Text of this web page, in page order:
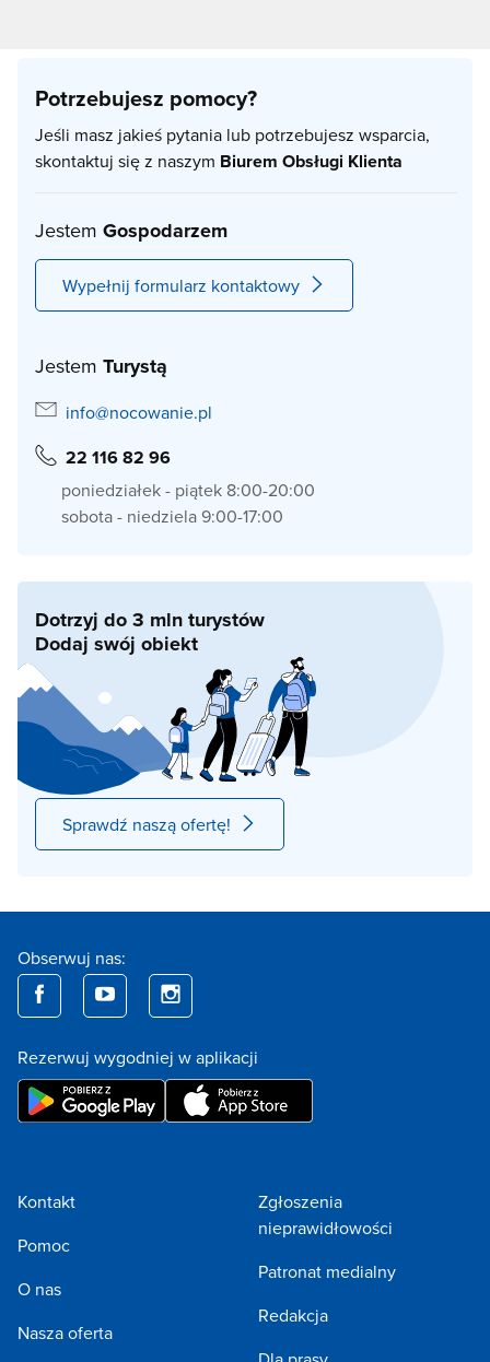
Potrzebujesz pomocy?
Jeśli masz jakieś pytania lub potrzebujesz wsparcia,
skontaktuj się z naszym Biurem Obsługi Klienta
Jestem Gospodarzem
Wypełnij formularz kontaktowy
Jestem Turystą
info@nocowanie.pl
22 116 82 96
poniedziałek - piątek 8:00-20:00
sobota - niedziela 9:00-17:00
Dotrzyj do 3 mln turystów
Dodaj swój obiekt
Sprawdź naszą ofertę!
Obserwuj nas:
Rezerwuj wygodniej w aplikacji
Kontakt
Pomoc
O nas
Nasza oferta
Zgłoszenia
nieprawidłowości
Patronat medialny
Redakcja